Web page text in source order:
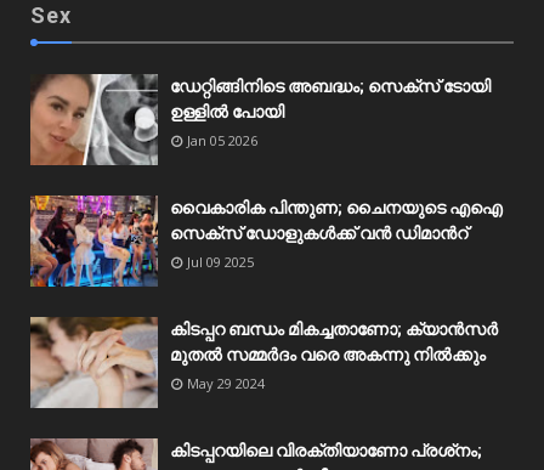
Sex
ഡേറ്റിങ്ങിനിടെ അബദ്ധം; സെക്‌സ് ടോയി
ഉള്ളിൽ പോയി
Jan 05 2026
വൈകാരിക പിന്തുണ; ചൈനയുടെ എഐ
സെക്‌സ് ഡോളുകൾക്ക് വൻ ഡിമാന്‍റ്
Jul 09 2025
കിടപ്പറ ബന്ധം മികച്ചതാണോ; ക്യാൻസർ
മുതൽ സമ്മർദം വരെ അകന്നു നിൽക്കും
May 29 2024
കിടപ്പറയിലെ വിരക്തിയാണോ പ്രശ്‌നം;